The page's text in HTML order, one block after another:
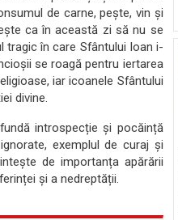
de carne, pește, vin și
ca în această zi să nu se
tragic în care Sfântului Ioan i-
se roagă pentru iertarea
iar icoanele Sfântului
divine.
introspecție și pocăință
exemplul de curaj și
de importanța apărării
și a nedreptății.